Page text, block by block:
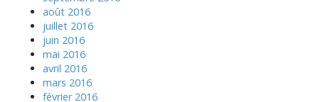
août 2016
juillet 2016
juin 2016
mai 2016
avril 2016
mars 2016
février 2016